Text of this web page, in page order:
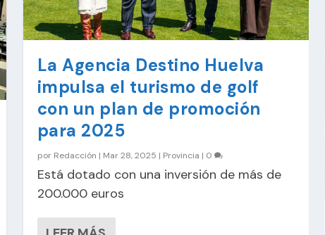
La Agencia Destino Huelva
impulsa el turismo de golf
con un plan de promoción
para 2025
por Redacción | Mar 28, 2025 | Provincia | 0
Está dotado con una inversión de más de
200.000 euros